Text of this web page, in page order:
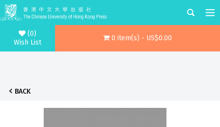
(0)
Wish List
0 item(s) - US$0.00
BACK